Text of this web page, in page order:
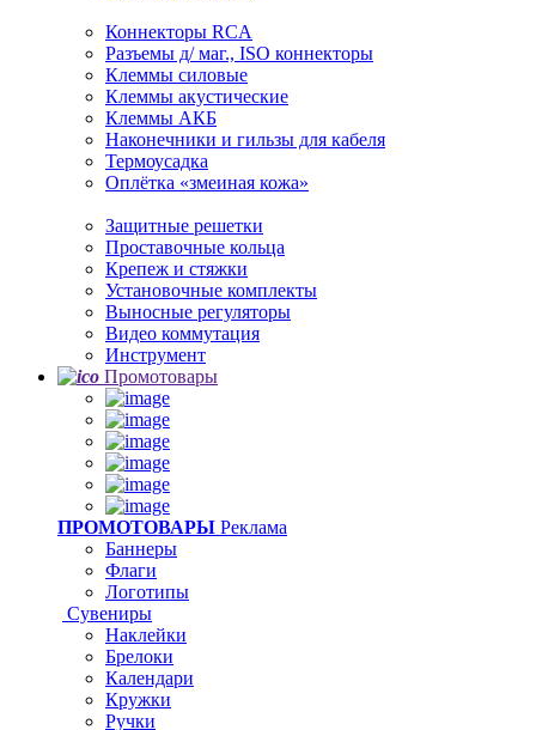
Коннекторы RCA
Разъемы д/ маг., ISO коннекторы
Клеммы силовые
Клеммы акустические
Клеммы АКБ
Наконечники и гильзы для кабеля
Термоусадка
Оплётка «змеиная кожа»
Защитные решетки
Проставочные кольца
Крепеж и стяжки
Установочные комплекты
Выносные регуляторы
Видео коммутация
Инструмент
Промотовары
ПРОМОТОВАРЫ Реклама
Баннеры
Флаги
Логотипы
Сувениры
Наклейки
Брелоки
Календари
Кружки
Ручки